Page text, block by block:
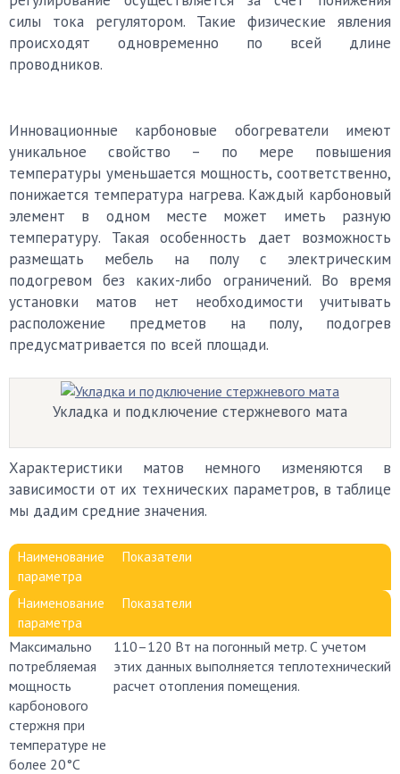
силы тока регулятором. Такие физические явления
происходят одновременно по всей длине
проводников.
Инновационные карбоновые обогреватели имеют
уникальное свойство – по мере повышения
температуры уменьшается мощность, соответственно,
понижается температура нагрева. Каждый карбоновый
элемент в одном месте может иметь разную
температуру. Такая особенность дает возможность
размещать мебель на полу с электрическим
подогревом без каких-либо ограничений. Во время
установки матов нет необходимости учитывать
расположение предметов на полу, подогрев
предусматривается по всей площади.
Укладка и подключение стержневого мата
Характеристики матов немного изменяются в
зависимости от их технических параметров, в таблице
мы дадим средние значения.
Наименование
параметра
Показатели
Наименование
параметра
Показатели
Максимально
потребляемая
мощность
карбонового
стержня при
температуре не
более 20°С
110–120 Вт на погонный метр. С учетом
этих данных выполняется теплотехнический
расчет отопления помещения.